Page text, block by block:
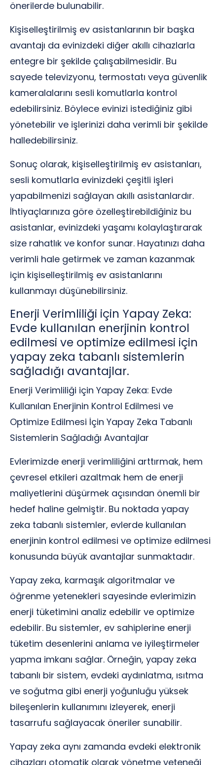
önerilerde bulunabilir.
Kişiselleştirilmiş ev asistanlarının bir başka
avantajı da evinizdeki diğer akıllı cihazlarla
entegre bir şekilde çalışabilmesidir. Bu
sayede televizyonu, termostatı veya güvenlik
kameralalarını sesli komutlarla kontrol
edebilirsiniz. Böylece evinizi istediğiniz gibi
yönetebilir ve işlerinizi daha verimli bir şekilde
halledebilirsiniz.
Sonuç olarak, kişiselleştirilmiş ev asistanları,
sesli komutlarla evinizdeki çeşitli işleri
yapabilmenizi sağlayan akıllı asistanlardır.
İhtiyaçlarınıza göre özelleştirebildiğiniz bu
asistanlar, evinizdeki yaşamı kolaylaştırarak
size rahatlık ve konfor sunar. Hayatınızı daha
verimli hale getirmek ve zaman kazanmak
için kişiselleştirilmiş ev asistanlarını
kullanmayı düşünebilirsiniz.
Enerji Verimliliği için Yapay Zeka:
Evde kullanılan enerjinin kontrol
edilmesi ve optimize edilmesi için
yapay zeka tabanlı sistemlerin
sağladığı avantajlar.
Enerji Verimliliği için Yapay Zeka: Evde
Kullanılan Enerjinin Kontrol Edilmesi ve
Optimize Edilmesi İçin Yapay Zeka Tabanlı
Sistemlerin Sağladığı Avantajlar
Evlerimizde enerji verimliliğini arttırmak, hem
çevresel etkileri azaltmak hem de enerji
maliyetlerini düşürmek açısından önemli bir
hedef haline gelmiştir. Bu noktada yapay
zeka tabanlı sistemler, evlerde kullanılan
enerjinin kontrol edilmesi ve optimize edilmesi
konusunda büyük avantajlar sunmaktadır.
Yapay zeka, karmaşık algoritmalar ve
öğrenme yetenekleri sayesinde evlerimizin
enerji tüketimini analiz edebilir ve optimize
edebilir. Bu sistemler, ev sahiplerine enerji
tüketim desenlerini anlama ve iyileştirmeler
yapma imkanı sağlar. Örneğin, yapay zeka
tabanlı bir sistem, evdeki aydınlatma, ısıtma
ve soğutma gibi enerji yoğunluğu yüksek
bileşenlerin kullanımını izleyerek, enerji
tasarrufu sağlayacak öneriler sunabilir.
Yapay zeka aynı zamanda evdeki elektronik
cihazları otomatik olarak yönetme yeteneği